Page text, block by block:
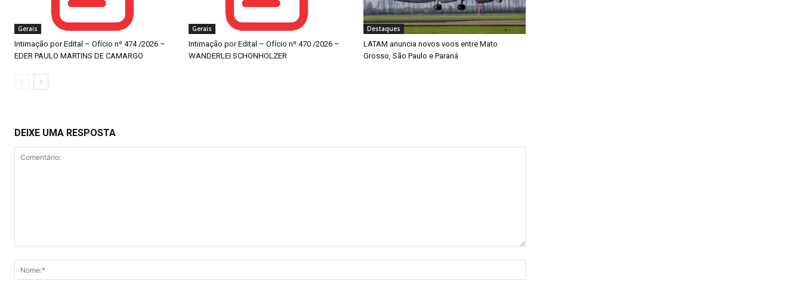
Gerais
Intimação por Edital – Ofício nº 474 /2026 –
EDER PAULO MARTINS DE CAMARGO
Gerais
Intimação por Edital – Ofício nº 470 /2026 –
WANDERLEI SCHONHOLZER
Destaques
LATAM anuncia novos voos entre Mato
Grosso, São Paulo e Paraná
DEIXE UMA RESPOSTA